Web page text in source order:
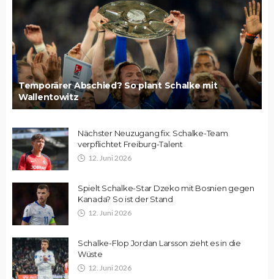
Temporärer Abschied? So plant Schalke mit
Wallentowitz
Nächster Neuzugang fix: Schalke-Team
verpflichtet Freiburg-Talent
12. Juni 2026
Spielt Schalke-Star Dzeko mit Bosnien gegen
Kanada? So ist der Stand
12. Juni 2026
Schalke-Flop Jordan Larsson zieht es in die
Wüste
12. Juni 2026